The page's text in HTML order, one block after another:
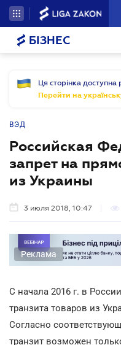
БІЗНЕС
Ця сторінка
Перейти на
ВЭД
Российская
запрет на
из Украины
3 июля 2018, 10:47
Реклама
С начала 2016 г. в
транзита товаров из
Согласно
транзит возможен